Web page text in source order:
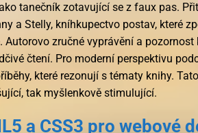
tanečník zotavující se z faux pas.
a Stelly, kníhkupectvo postav, které
zručné vyprávění a pozornost
čtení. Pro moderní perspektivu
které rezonují s tématy knihy.
tak myšlenkově stimulující.
a CSS3 pro webové